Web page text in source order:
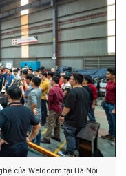
của Weldcom tại Hà Nội